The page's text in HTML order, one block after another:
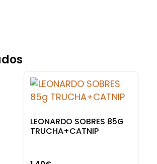
LEONARDO SOBRES 85G
TRUCHA+CATNIP